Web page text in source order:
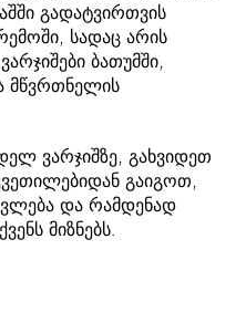
გადატვირთვის
სადაც არის
ბათუმში,
მწვრთნელის
ვარჯიშზე, გახვიდეთ
გაიგოთ,
და რამდენად
მიზნებს.